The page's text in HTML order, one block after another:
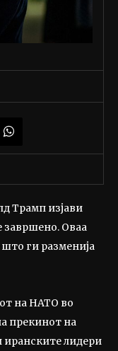
Трамп изјави
завршено. Оваа
што ги разменија
на НАТО во
прекинот на
иранските лидери